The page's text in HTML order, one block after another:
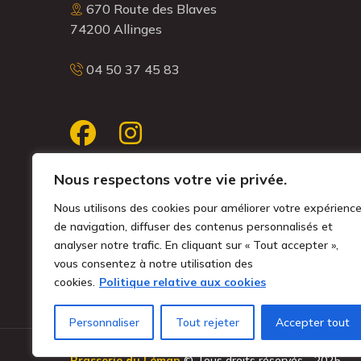
Nous respectons votre vie privée.
Nous utilisons des cookies pour améliorer votre expérience
de navigation, diffuser des contenus personnalisés et
analyser notre trafic. En cliquant sur « Tout accepter »,
vous consentez à notre utilisation des
cookies. Politique relative aux cookies
Personnaliser Tout rejeter Accepter tout
670 Route des Blaves
74200 Allinges
04 50 37 45 83
MENTIONS LÉGALES
POLITIQUE DE CONFIDENTIALITÉ
PARAMÉTRER LES COOKIES